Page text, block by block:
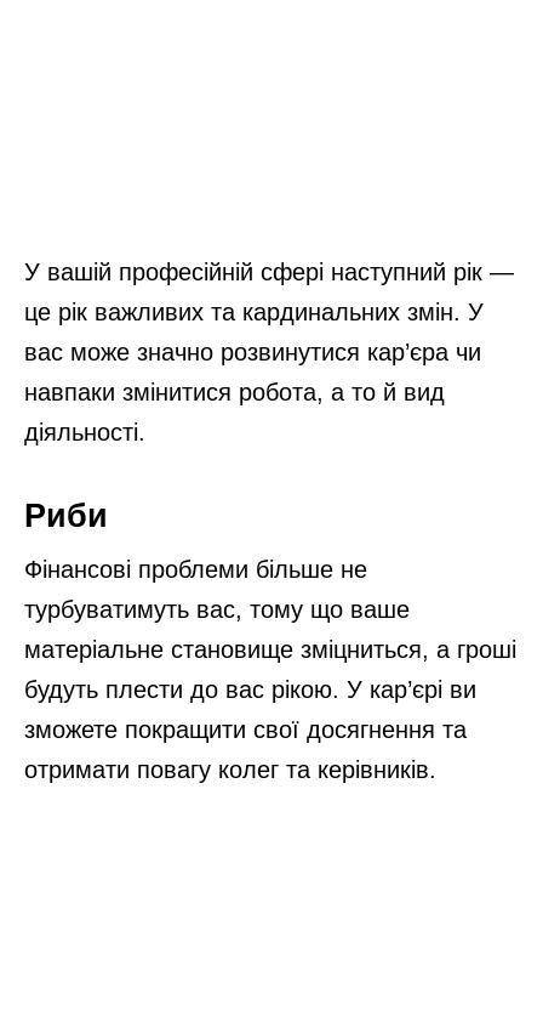
У вашій професійній сфері наступний рік —
це рік важливих та кардинальних змін. У
вас може значно розвинутися кар’єра чи
навпаки змінитися робота, а то й вид
діяльності.
Риби
Фінансові проблеми більше не
турбуватимуть вас, тому що ваше
матеріальне становище зміцниться, а гроші
будуть плести до вас рікою. У кар’єрі ви
зможете покращити свої досягнення та
отримати повагу колег та керівників.